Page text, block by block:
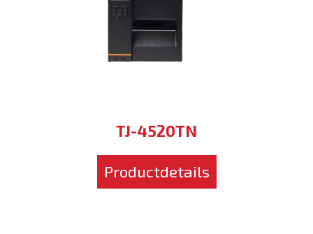
TJ-4520TN
Productdetails